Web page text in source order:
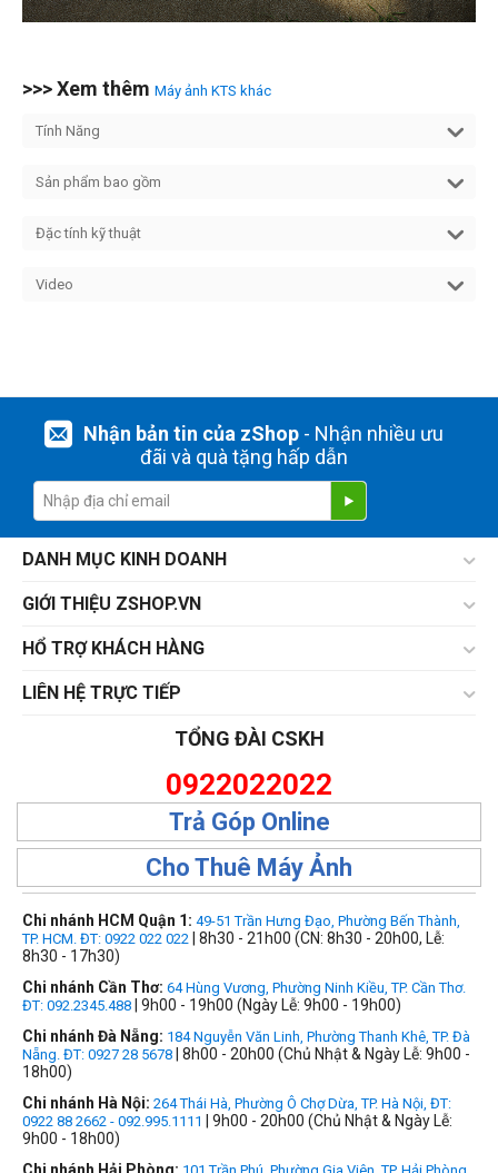
>>> Xem thêm Máy ảnh KTS khác
Tính Năng
Sản phẩm bao gồm
Đặc tính kỹ thuật
Video
Nhận bản tin của zShop- Nhận nhiều ưu
đãi và quà tặng hấp dẫn
DANH MỤC KINH DOANH
GIỚI THIỆU ZSHOP.VN
HỔ TRỢ KHÁCH HÀNG
LIÊN HỆ TRỰC TIẾP
TỔNG ĐÀI CSKH
0922022022
Trả Góp Online
Cho Thuê Máy Ảnh
Chi nhánh HCM Quận 1: 49-51 Trần Hưng Đạo, Phường Bến Thành,
TP. HCM. ĐT: 0922 022 022 | 8h30 - 21h00 (CN: 8h30 - 20h00, Lễ:
8h30 - 17h30)
Chi nhánh Cần Thơ: 64 Hùng Vương, Phường Ninh Kiều, TP. Cần Thơ.
ĐT: 092.2345.488 | 9h00 - 19h00 (Ngày Lễ: 9h00 - 19h00)
Chi nhánh Đà Nẵng: 184 Nguyễn Văn Linh, Phường Thanh Khê, TP. Đà
Nẵng. ĐT: 0927 28 5678 | 8h00 - 20h00 (Chủ Nhật & Ngày Lễ: 9h00 -
18h00)
Chi nhánh Hà Nội: 264 Thái Hà, Phường Ô Chợ Dừa, TP. Hà Nội, ĐT:
0922 88 2662 - 092.995.1111
| 9h00 - 20h00 (Chủ Nhật & Ngày Lễ:
9h00 - 18h00)